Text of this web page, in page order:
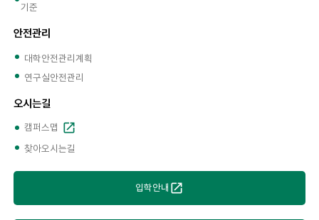
기준
안전관리
대학안전관리계획
연구실안전관리
오시는길
캠퍼스맵
찾아오시는길
입학안내